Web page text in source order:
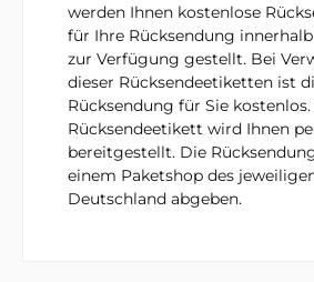
werden Ihnen kostenlose
für Ihre Rücksendung
zur Verfügung gestellt. Bei
dieser Rücksendeetiketten ist
Rücksendung für Sie kostenlos.
Rücksendeetikett wird Ihnen
bereitgestellt. Die
einem Paketshop des
Deutschland abgeben.